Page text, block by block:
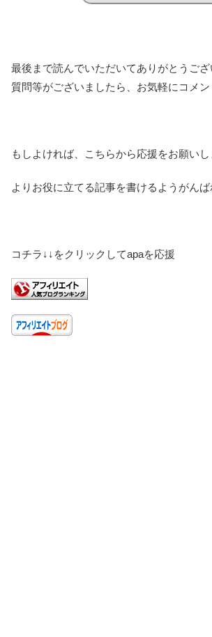
最後まで読んでいただいてありがとうご
質問等がございましたら、お気軽にコメ
もしよければ、こちらから応援をお願いし
よりお役に立てる記事を書けるようがん
コチラ↓↓をクリックしてapaを応援